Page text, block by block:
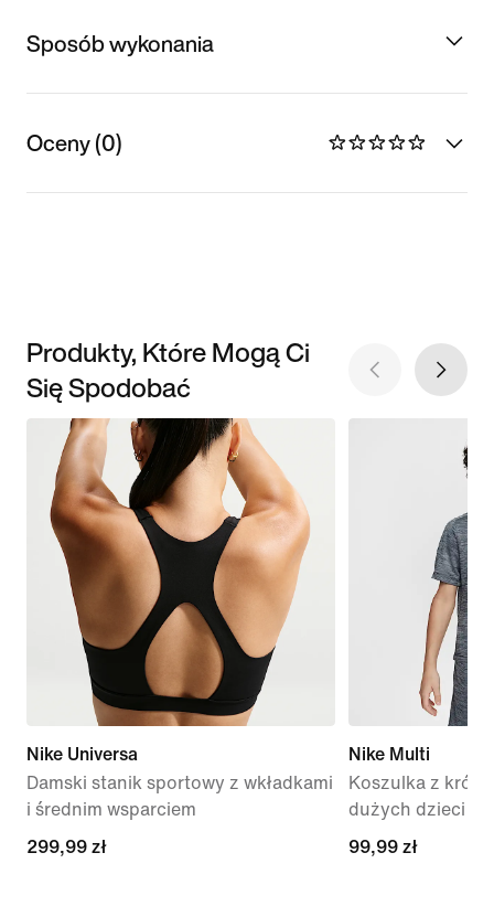
Sposób wykonania
Oceny (0)
Produkty, Które Mogą Ci
Się Spodobać
Nike Universa
Damski stanik sportowy z wkładkami
i średnim wsparciem
299,99 zł
299,99 zł
Nike Multi
Koszulka z
dużych dzieci
99,99 zł
99,99 zł